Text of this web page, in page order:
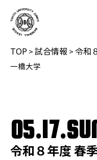
TOP>試合情報 >令和
一橋大学
令和８年度 春